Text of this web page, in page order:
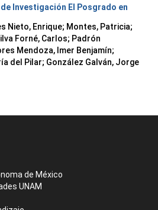
Investigación El Posgrado en
Nieto, Enrique; Montes, Patricia;
Forné, Carlos; Padrón
Mendoza, Imer Benjamín;
del Pilar; González Galván, Jorge
de México
UNAM